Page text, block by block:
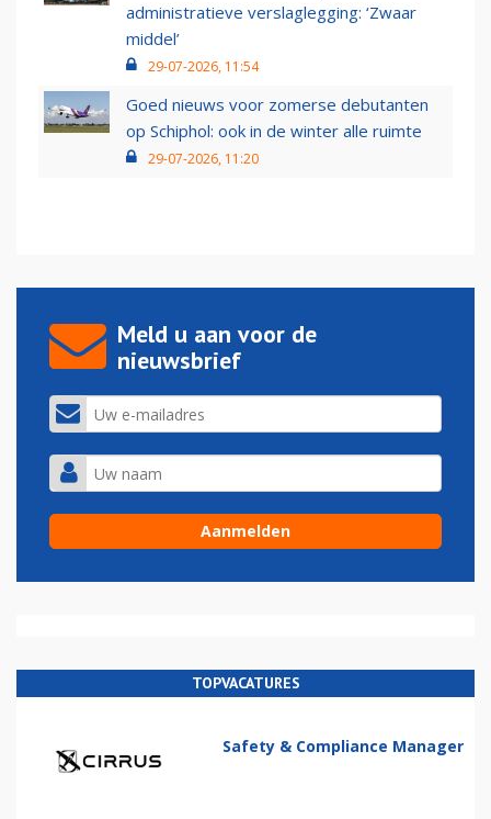
administratieve verslaglegging: ‘Zwaar
middel’
29-07-2026, 11:54
Goed nieuws voor zomerse debutanten
op Schiphol: ook in de winter alle ruimte
29-07-2026, 11:20
Meld u aan voor de
nieuwsbrief
TOPVACATURES
Safety & Compliance Manager